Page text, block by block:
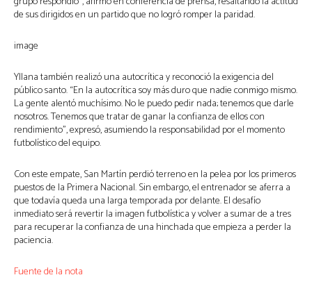
de sus dirigidos en un partido que no logró romper la paridad.
image
Yllana también realizó una autocrítica y reconoció la exigencia del
público santo. “En la autocrítica soy más duro que nadie conmigo mismo.
La gente alentó muchísimo. No le puedo pedir nada; tenemos que darle
nosotros. Tenemos que tratar de ganar la confianza de ellos con
rendimiento”, expresó, asumiendo la responsabilidad por el momento
futbolístico del equipo.
Con este empate, San Martín perdió terreno en la pelea por los primeros
puestos de la Primera Nacional. Sin embargo, el entrenador se aferra a
que todavía queda una larga temporada por delante. El desafío
inmediato será revertir la imagen futbolística y volver a sumar de a tres
para recuperar la confianza de una hinchada que empieza a perder la
paciencia.
Fuente de la nota